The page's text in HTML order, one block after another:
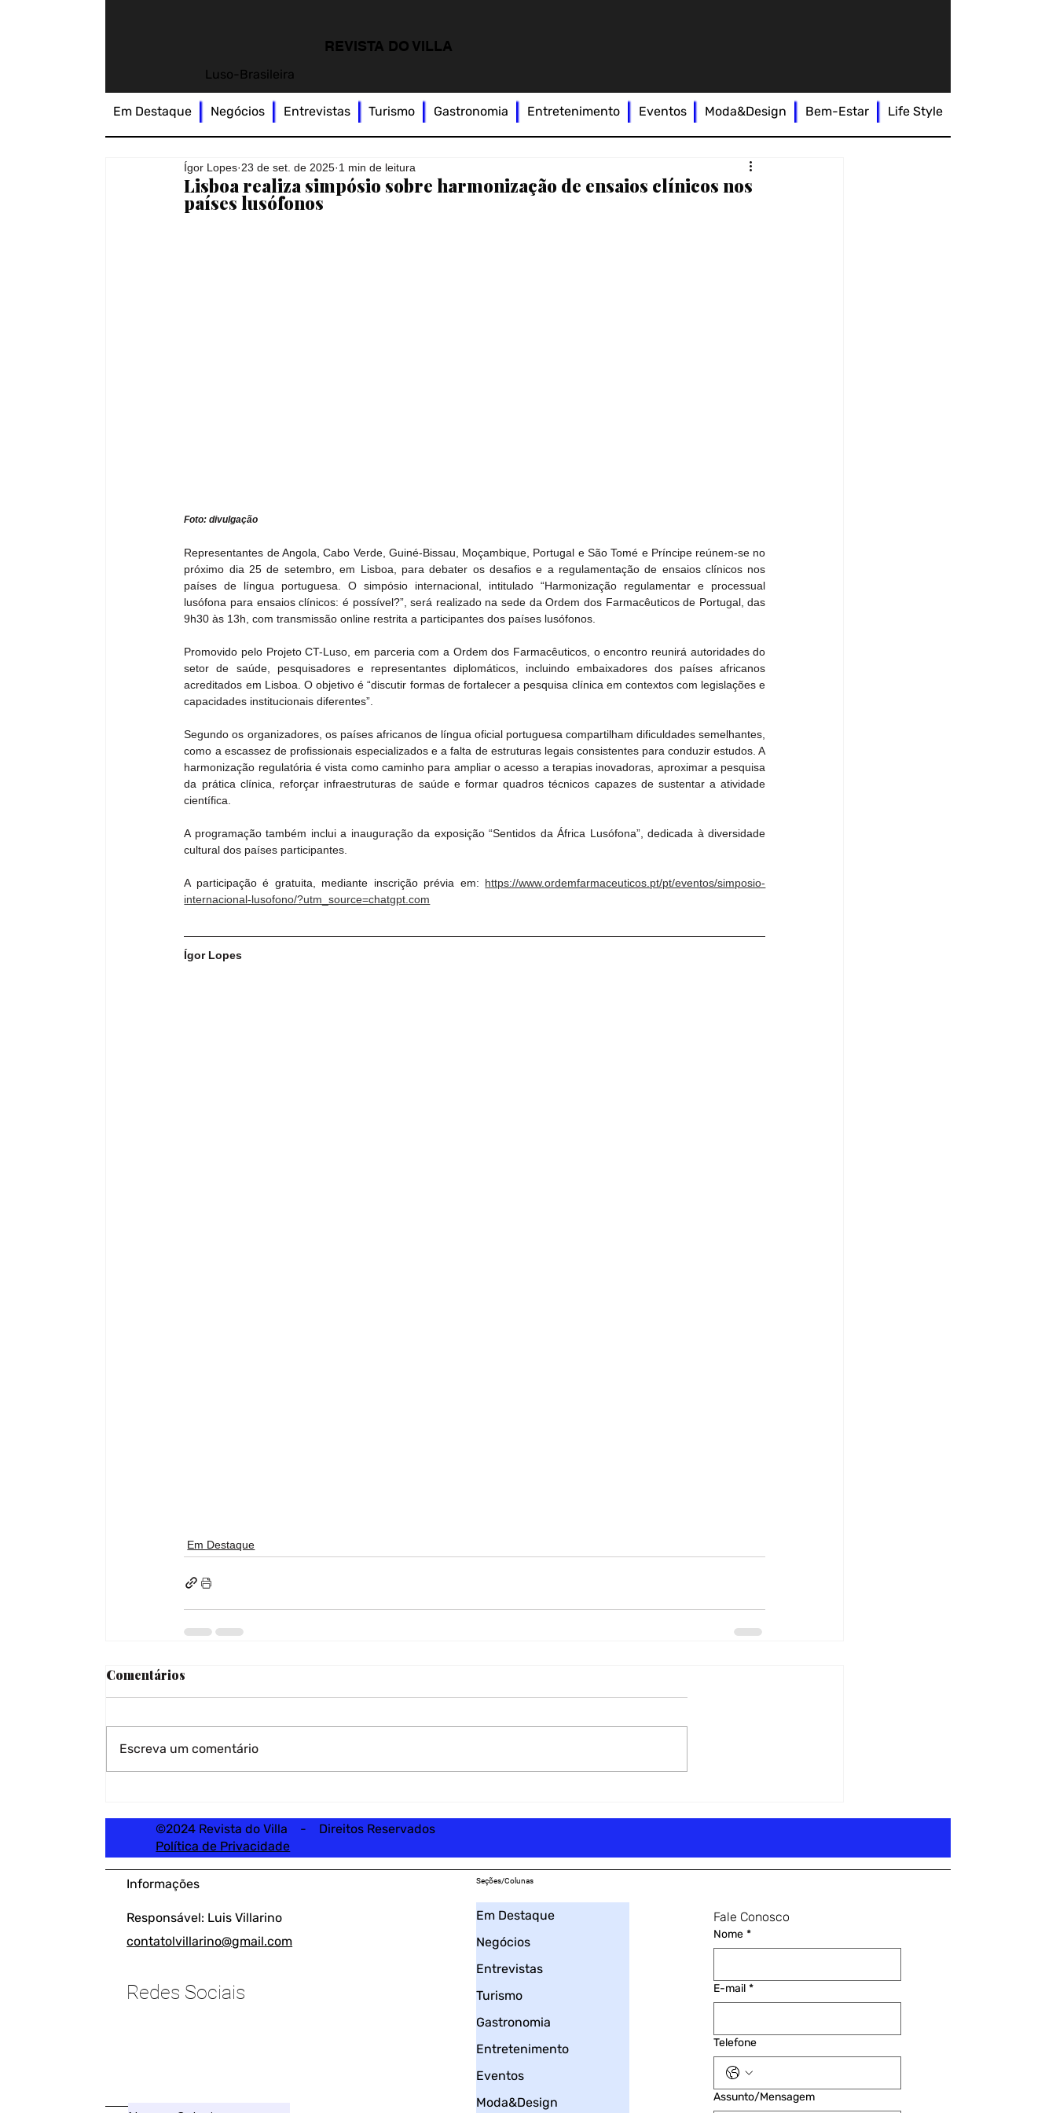
REVISTA DO VILLA
Luso-Brasileira
Lisboa realiza simpósio sobre harmonização de ensaios clínicos nos
países lusófonos
Ígor Lopes 23 de set. de 2025 1 min de leitura
Foto: divulgação
Representantes de Angola, Cabo Verde, Guiné-Bissau, Moçambique, Portugal e São Tomé e Príncipe reúnem-se no
próximo dia 25 de setembro, em Lisboa, para debater os desafios e a regulamentação de ensaios clínicos nos
países de língua portuguesa. O simpósio internacional, intitulado “Harmonização regulamentar e processual
lusófona para ensaios clínicos: é possível?”, será realizado na sede da Ordem dos Farmacêuticos de Portugal, das
9h30 às 13h, com transmissão online restrita a participantes dos países lusófonos.
Promovido pelo Projeto CT-Luso, em parceria com a Ordem dos Farmacêuticos, o encontro reunirá autoridades do
setor de saúde, pesquisadores e representantes diplomáticos, incluindo embaixadores dos países africanos
acreditados em Lisboa. O objetivo é “discutir formas de fortalecer a pesquisa clínica em contextos com legislações e
capacidades institucionais diferentes”.
Segundo os organizadores, os países africanos de língua oficial portuguesa compartilham dificuldades semelhantes,
como a escassez de profissionais especializados e a falta de estruturas legais consistentes para conduzir estudos. A
harmonização regulatória é vista como caminho para ampliar o acesso a terapias inovadoras, aproximar a pesquisa
da prática clínica, reforçar infraestruturas de saúde e formar quadros técnicos capazes de sustentar a atividade
científica.
A programação também inclui a inauguração da exposição “Sentidos da África Lusófona”, dedicada à diversidade
cultural dos países participantes.
A participação é gratuita, mediante inscrição prévia em: https://www.ordemfarmaceuticos.pt/pt/eventos/simposio-
internacional-lusofono/?utm_source=chatgpt.com
Ígor Lopes
Em Destaque
Comentários
Escreva um comentário
Em Destaque Negócios Entrevistas Turismo Gastronomia Entretenimento Eventos Moda&Design Bem-Estar Life Style
©2024 Revista do Villa - Direitos Reservados
Política de Privacidade
Fale Conosco
Nome *
E-mail *
Telefone
Assunto/Mensagem
Informações
Responsável: Luis Villarino
contatolvillarino@gmail.com
Redes Sociais
Seções/Colunas
Em Destaque
Negócios
Entrevistas
Turismo
Gastronomia
Entretenimento
Eventos
Moda&Design